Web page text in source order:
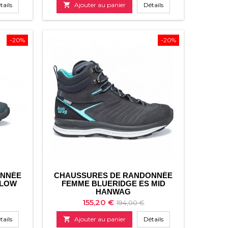
 Ajouter au panier Détails
-20% -20%
CHAUSSURES DE RANDONNÉE
FEMME BLUERIDGE ES MID
HANWAG
Prix
155,20 € Prix
194,00 €
 Ajouter au panier Détails